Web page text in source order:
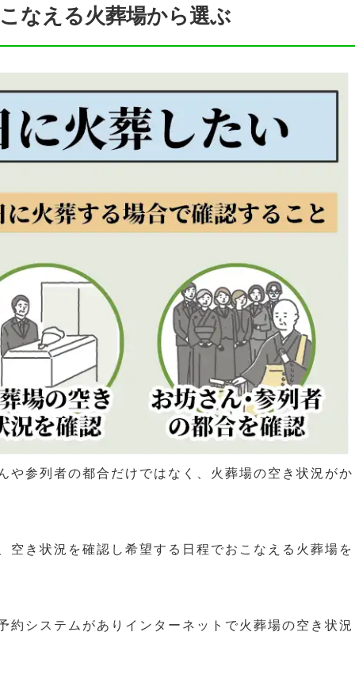
なえる火葬場から選ぶ
や参列者の都合だけではなく、火葬場の空き状況がか
空き状況を確認し希望する日程でおこなえる火葬場を
約システムがありインターネットで火葬場の空き状況